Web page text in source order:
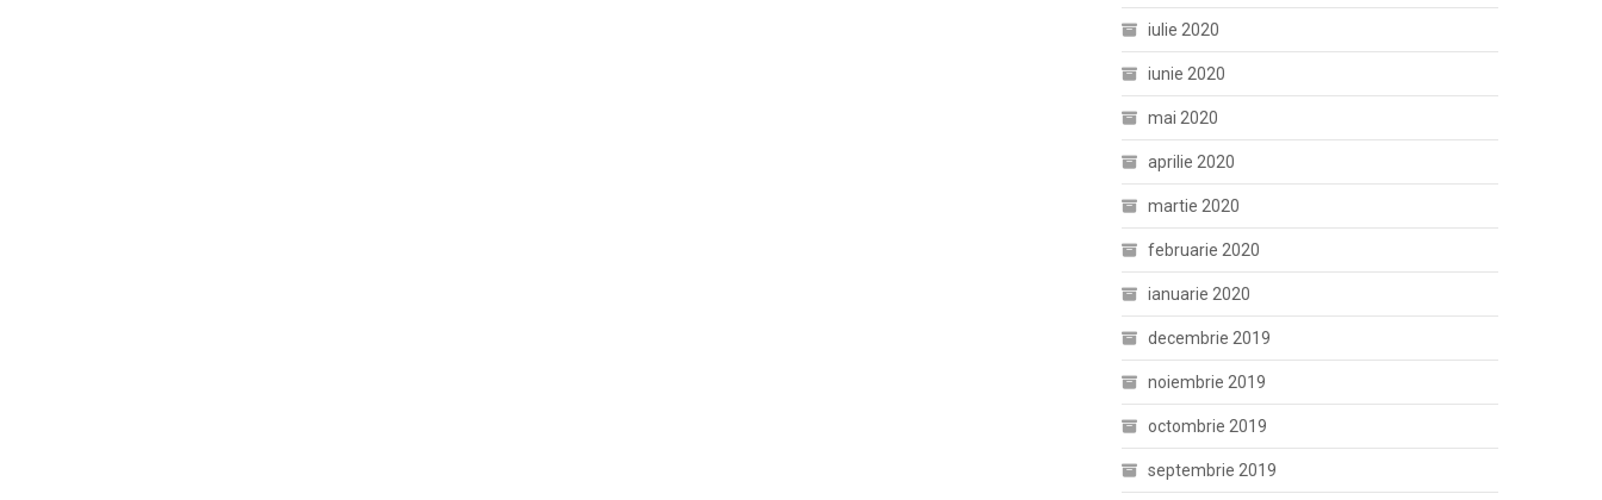
iulie 2020
iunie 2020
mai 2020
aprilie 2020
martie 2020
februarie 2020
ianuarie 2020
decembrie 2019
noiembrie 2019
octombrie 2019
septembrie 2019